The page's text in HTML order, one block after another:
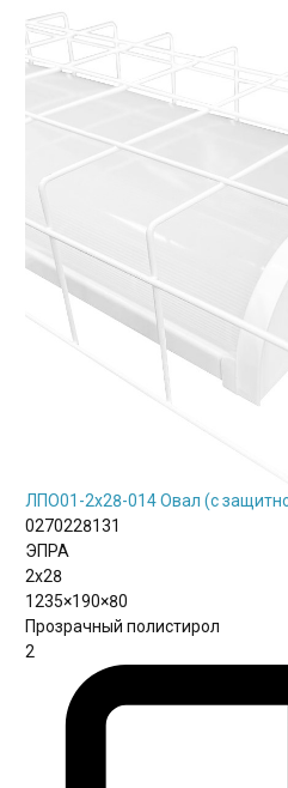
ЛПО01-2х28-014 Овал (с
0270228131
ЭПРА
2х28
1235×190×80
Прозрачный полистирол
2